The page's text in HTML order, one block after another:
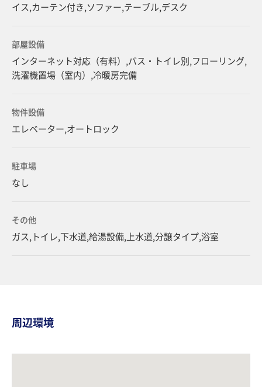
イス,カーテン付き,ソファー,テーブル,デスク
部屋設備
インターネット対応（有料）,バス・トイレ別,フローリング,
洗濯機置場（室内）,冷暖房完備
物件設備
エレベーター,オートロック
駐車場
なし
その他
ガス,トイレ,下水道,給湯設備,上水道,分譲タイプ,浴室
周辺環境